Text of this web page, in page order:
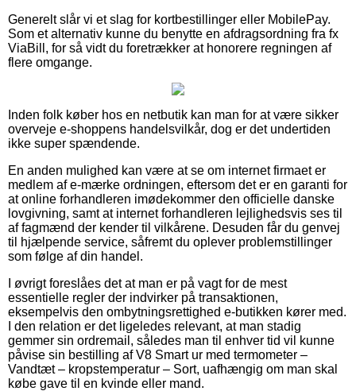
Generelt slår vi et slag for kortbestillinger eller MobilePay.
Som et alternativ kunne du benytte en afdragsordning fra fx
ViaBill, for så vidt du foretrækker at honorere regningen af
flere omgange.
Inden folk køber hos en netbutik kan man for at være sikker
overveje e-shoppens handelsvilkår, dog er det undertiden
ikke super spændende.
En anden mulighed kan være at se om internet firmaet er
medlem af e-mærke ordningen, eftersom det er en garanti for
at online forhandleren imødekommer den officielle danske
lovgivning, samt at internet forhandleren lejlighedsvis ses til
af fagmænd der kender til vilkårene. Desuden får du genvej
til hjælpende service, såfremt du oplever problemstillinger
som følge af din handel.
I øvrigt foreslåes det at man er på vagt for de mest
essentielle regler der indvirker på transaktionen,
eksempelvis den ombytningsrettighed e-butikken kører med.
I den relation er det ligeledes relevant, at man stadig
gemmer sin ordremail, således man til enhver tid vil kunne
påvise sin bestilling af V8 Smart ur med termometer –
Vandtæt – kropstemperatur – Sort, uafhængig om man skal
købe gave til en kvinde eller mand.